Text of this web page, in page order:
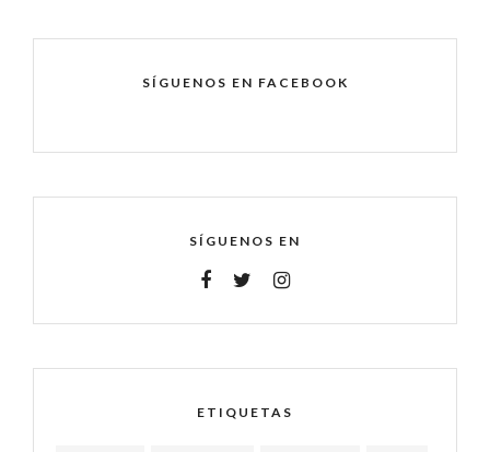
SÍGUENOS EN FACEBOOK
SÍGUENOS EN
ETIQUETAS